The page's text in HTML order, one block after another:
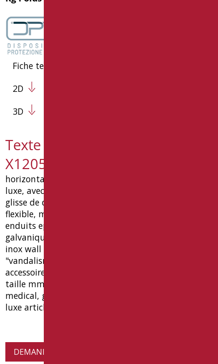
Fiche technique
2D
3D
Texte de spécification LEX-
X12050/31
horizontal type de sécurité poignée leonardo de
luxe, avec vertical 500 mm centrale fonction de
glisse de douche 1200 mm, avec douche jet et
flexible, made in tube ø32x1,5 mm inox 304,
enduits epoxy polyester matériel et usure / ou
galvanique revêtement, fraisés union ø10, plaques
inox wall fixer, a 6 trous, rosettes inox fonction
"vandalisme" chrome. noir matt ral9005
accessoires et chrome. capacite de charge 150 kg.
taille mm. 500 (l) x 1200 (h) x 87 (p). ce dispositif
medical, garantie 10 ans. type: goman leonardo de
luxe article lex-x12050 / 30
DEMANDE D'INFORMATIONS SUR LES PRODUITS